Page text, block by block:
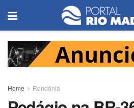
Home Rondônia